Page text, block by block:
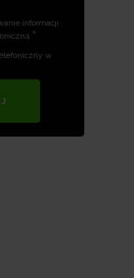
informacji
*
w